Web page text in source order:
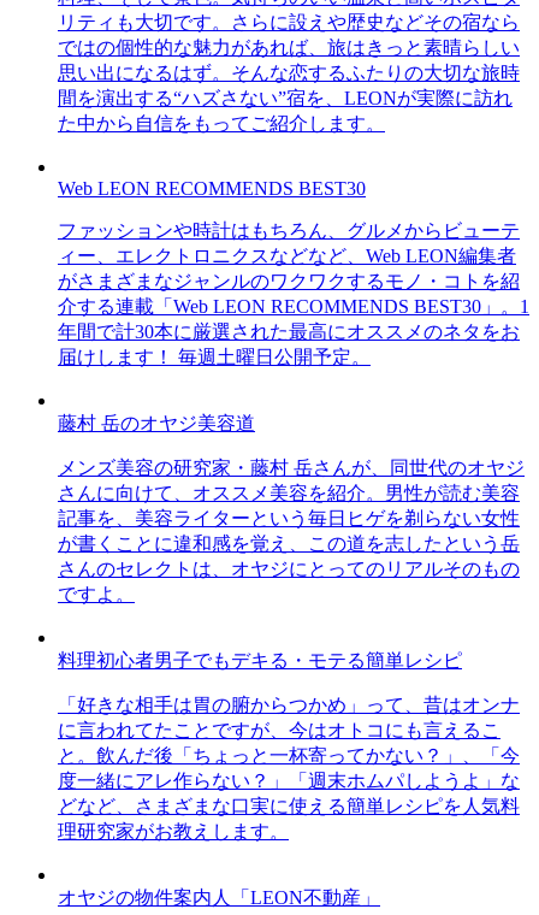
リティも大切です。さらに設えや歴史などその宿なら
ではの個性的な魅力があれば、旅はきっと素晴らしい
思い出になるはず。そんな恋するふたりの大切な旅時
間を演出する“ハズさない”宿を、LEONが実際に訪れ
た中から自信をもってご紹介します。
Web LEON RECOMMENDS BEST30
ファッションや時計はもちろん、グルメからビューテ
ィー、エレクトロニクスなどなど、Web LEON編集者
がさまざまなジャンルのワクワクするモノ・コトを紹
介する連載「Web LEON RECOMMENDS BEST30」。1
年間で計30本に厳選された最高にオススメのネタをお
届けします！ 毎週土曜日公開予定。
藤村 岳のオヤジ美容道
メンズ美容の研究家・藤村 岳さんが、同世代のオヤジ
さんに向けて、オススメ美容を紹介。男性が読む美容
記事を、美容ライターという毎日ヒゲを剃らない女性
が書くことに違和感を覚え、この道を志したという岳
さんのセレクトは、オヤジにとってのリアルそのもの
ですよ。
料理初心者男子でもデキる・モテる簡単レシピ
「好きな相手は胃の腑からつかめ」って、昔はオンナ
に言われてたことですが、今はオトコにも言えるこ
と。飲んだ後「ちょっと一杯寄ってかない？」、「今
度一緒にアレ作らない？」「週末ホムパしようよ」な
どなど、さまざまな口実に使える簡単レシピを人気料
理研究家がお教えします。
オヤジの物件案内人「LEON不動産」